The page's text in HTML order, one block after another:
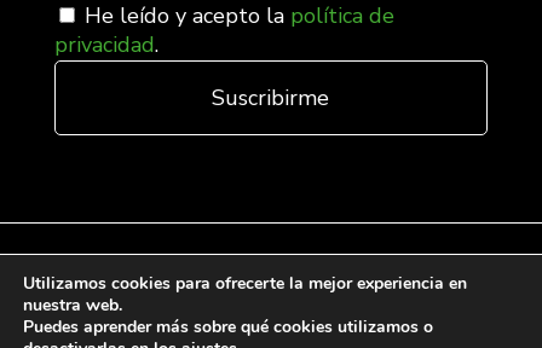
He leído y acepto la política de
privacidad.
Condiciones generales de venta
Utilizamos cookies para ofrecerte la mejor experiencia en
nuestra web.
Puedes aprender más sobre qué cookies utilizamos o